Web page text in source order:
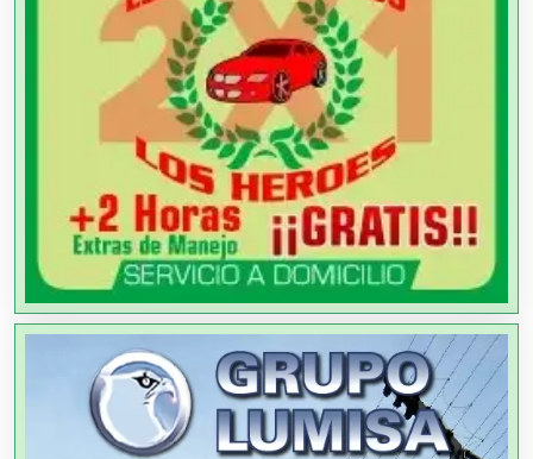
Agua Purificada
Aire Acondicionado
Alarmas
Albercas
Alimentos